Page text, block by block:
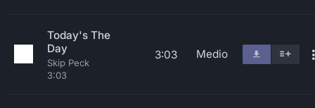
Today's The
Day
Skip Peck
3:03
3:03 Medio